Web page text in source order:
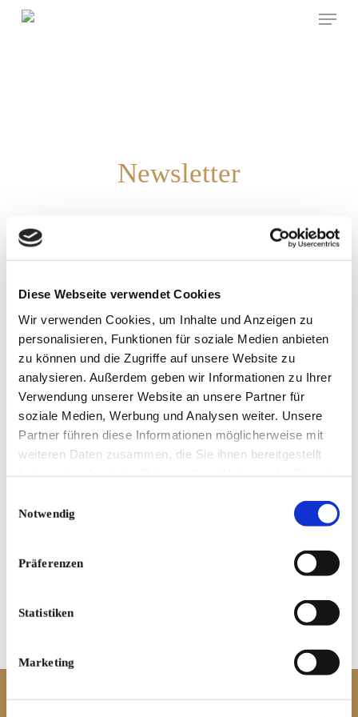
Diese Webseite verwendet Cookies
Wir verwenden Cookies, um Inhalte und Anzeigen zu
personalisieren, Funktionen für soziale Medien anbieten
zu können und die Zugriffe auf unsere Website zu
analysieren. Außerdem geben wir Informationen zu Ihrer
Verwendung unserer Website an unsere Partner für
soziale Medien, Werbung und Analysen weiter. Unsere
Partner führen diese Informationen möglicherweise mit
weiteren Daten zusammen, die Sie ihnen bereitgestellt
Notwendig
Präferenzen
Statistiken
Marketing
Menu
Newsletter